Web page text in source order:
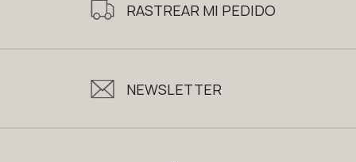
RASTREAR MI PEDIDO
NEWSLETTER